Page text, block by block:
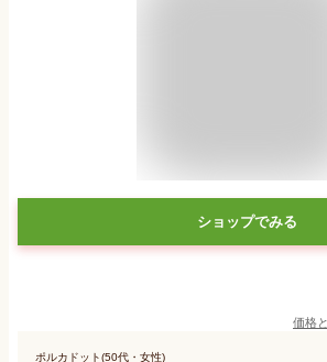
ショップでみる
価格
ポルカドット(50代・女性)